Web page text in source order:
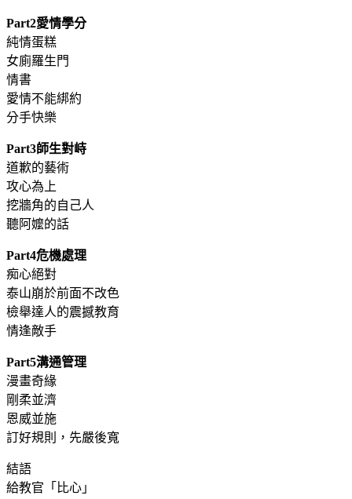
Part2愛情學分
純情蛋糕
女廁羅生門
情書
愛情不能綁約
分手快樂
Part3師生對峙
道歉的藝術
攻心為上
挖牆角的自己人
聽阿嬤的話
Part4危機處理
痴心絕對
泰山崩於前面不改色
檢舉達人的震撼教育
情逢敵手
Part5溝通管理
漫畫奇緣
剛柔並濟
恩威並施
訂好規則，先嚴後寬
結語
給教官「比心」